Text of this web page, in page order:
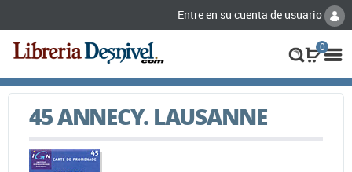
Entre en su cuenta de usuario
0
45 ANNECY. LAUSANNE